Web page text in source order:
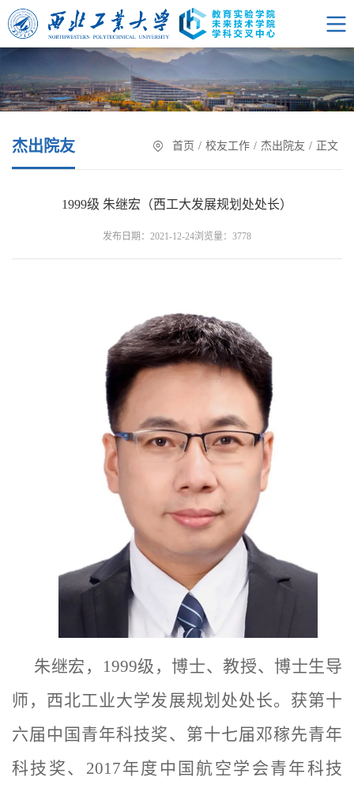
杰出院友 首页 / 校友工作 / 杰出院友 / 正文
1999级 朱继宏（西工大发展规划处处长）
发布日期：2021-12-24浏览量： 3778
朱继宏， 1999级，博士、教授、博士生导
师，西北工业大学发展规划处处长。获第十
六届中国青年科技奖、第十七届邓稼先青年
科技奖、2017年度中国航空学会青年科技